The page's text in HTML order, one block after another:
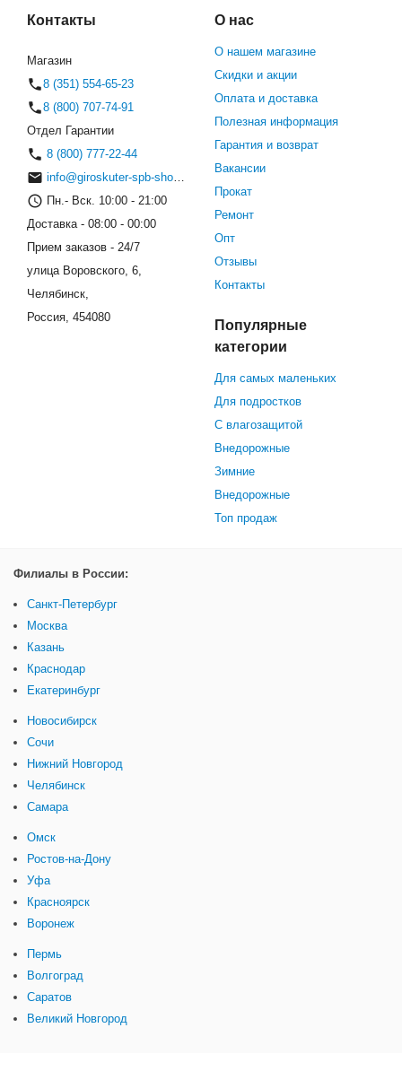
Контакты
Магазин
8 (351) 554-65-23
8 (800) 707-74-91
Отдел Гарантии
8 (800) 777-22-44
info@giroskuter-spb-shop.ru
Пн.- Вск. 10:00 - 21:00
Доставка - 08:00 - 00:00
Прием заказов - 24/7
улица Воровского, 6,
Челябинск,
Россия, 454080
О нас
О нашем магазине
Скидки и акции
Оплата и доставка
Полезная информация
Гарантия и возврат
Вакансии
Прокат
Ремонт
Опт
Отзывы
Контакты
Популярные
категории
Для самых маленьких
Для подростков
С влагозащитой
Внедорожные
Зимние
Внедорожные
Топ продаж
Филиалы в России:
Санкт-Петербург
Москва
Казань
Краснодар
Екатеринбург
Новосибирск
Сочи
Нижний Новгород
Челябинск
Самара
Омск
Ростов-на-Дону
Уфа
Красноярск
Воронеж
Пермь
Волгоград
Саратов
Великий Новгород